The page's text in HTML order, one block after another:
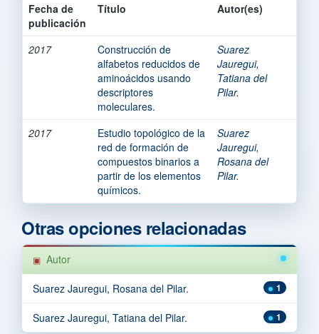
Fecha de
publicación
Título Autor(es)
2017
Construcción de
alfabetos reducidos de
aminoácidos usando
descriptores
moleculares.
Suarez
Jauregui,
Tatiana del
Pilar.
2017
Estudio topológico de la
red de formación de
compuestos binarios a
partir de los elementos
químicos.
Suarez
Jauregui,
Rosana del
Pilar.
Otras opciones relacionadas
Autor
1
Suarez Jauregui, Rosana del Pilar.
1
Suarez Jauregui, Tatiana del Pilar.